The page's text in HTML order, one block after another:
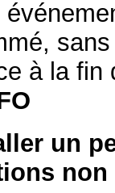
à la
un